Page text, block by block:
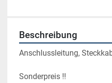
Beschreibung
Anschlussleitung,
Sonderpreis !!